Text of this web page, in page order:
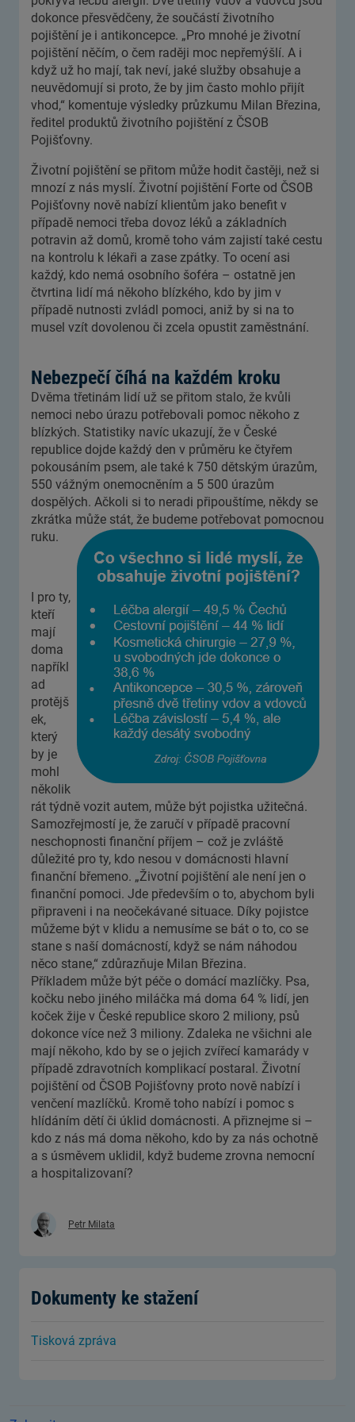
dokonce přesvědčeny, že součástí životního
pojištění je i antikoncepce. „Pro mnohé je životní
pojištění něčím, o čem raději moc nepřemýšlí. A i
když už ho mají, tak neví, jaké služby obsahuje a
neuvědomují si proto, že by jim často mohlo přijít
vhod,“ komentuje výsledky průzkumu Milan Březina,
ředitel produktů životního pojištění z ČSOB
Pojišťovny.
Životní pojištění se přitom může hodit častěji, než si
mnozí z nás myslí. Životní pojištění Forte od ČSOB
Pojišťovny nově nabízí klientům jako benefit v
případě nemoci třeba dovoz léků a základních
potravin až domů, kromě toho vám zajistí také cestu
na kontrolu k lékaři a zase zpátky. To ocení asi
každý, kdo nemá osobního šoféra – ostatně jen
čtvrtina lidí má někoho blízkého, kdo by jim v
případě nutnosti zvládl pomoci, aniž by si na to
musel vzít dovolenou či zcela opustit zaměstnání.
Nebezpečí číhá na každém kroku
Dvěma třetinám lidí už se přitom stalo, že kvůli
nemoci nebo úrazu potřebovali pomoc někoho z
blízkých. Statistiky navíc ukazují, že v České
republice dojde každý den v průměru ke čtyřem
pokousáním psem, ale také k 750 dětským úrazům,
550 vážným onemocněním a 5 500 úrazům
dospělých. Ačkoli si to neradi připouštíme, někdy se
zkrátka může stát, že budeme potřebovat pomocnou
ruku.
I pro ty,
kteří
mají
doma
napříkl
ad
protějš
ek,
který
by je
mohl
několik
rát týdně vozit autem, může být pojistka užitečná.
Samozřejmostí je, že zaručí v případě pracovní
neschopnosti finanční příjem – což je zvláště
důležité pro ty, kdo nesou v domácnosti hlavní
finanční břemeno. „Životní pojištění ale není jen o
finanční pomoci. Jde především o to, abychom byli
připraveni i na neočekávané situace. Díky pojistce
můžeme být v klidu a nemusíme se bát o to, co se
stane s naší domácností, když se nám náhodou
něco stane,“ zdůrazňuje Milan Březina.
Příkladem může být péče o domácí mazlíčky. Psa,
kočku nebo jiného miláčka má doma 64 % lidí, jen
koček žije v České republice skoro 2 miliony, psů
dokonce více než 3 miliony. Zdaleka ne všichni ale
mají někoho, kdo by se o jejich zvířecí kamarády v
případě zdravotních komplikací postaral. Životní
pojištění od ČSOB Pojišťovny proto nově nabízí i
venčení mazlíčků. Kromě toho nabízí i pomoc s
hlídáním dětí či úklid domácnosti. A přiznejme si –
kdo z nás má doma někoho, kdo by za nás ochotně
a s úsměvem uklidil, když budeme zrovna nemocní
a hospitalizovaní?
Petr Milata
Dokumenty ke stažení
Tisková zpráva